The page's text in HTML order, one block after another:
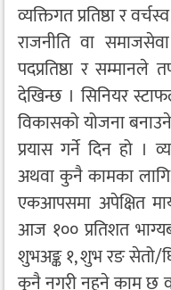
व्यक्तिगत प्रतिष्ठा र
राजनीति वा
पदप्रतिष्ठा र सम्मानले
देखिन्छ । सिनियर
विकासको योजना
प्रयास गर्ने दिन हो
अथवा कुनै कामका लागि
एकआपसमा अपेक्षित
आज १०० प्रतिशत
शुभअङ्क १, शुभ रङ सेतो/